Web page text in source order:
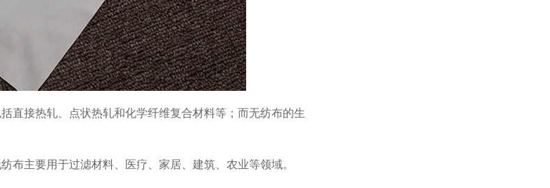
直接热轧、点状热轧和化学纤维复合材料等；而无纺布的生
布主要用于过滤材料、医疗、家居、建筑、农业等领域。